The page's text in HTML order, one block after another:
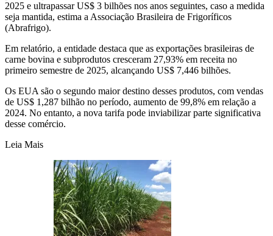
2025 e ultrapassar US$ 3 bilhões nos anos seguintes, caso a medida
seja mantida, estima a Associação Brasileira de Frigoríficos
(Abrafrigo).
Em relatório, a entidade destaca que as exportações brasileiras de
carne bovina e subprodutos cresceram 27,93% em receita no
primeiro semestre de 2025, alcançando US$ 7,446 bilhões.
Os EUA são o segundo maior destino desses produtos, com vendas
de US$ 1,287 bilhão no período, aumento de 99,8% em relação a
2024. No entanto, a nova tarifa pode inviabilizar parte significativa
desse comércio.
Leia Mais